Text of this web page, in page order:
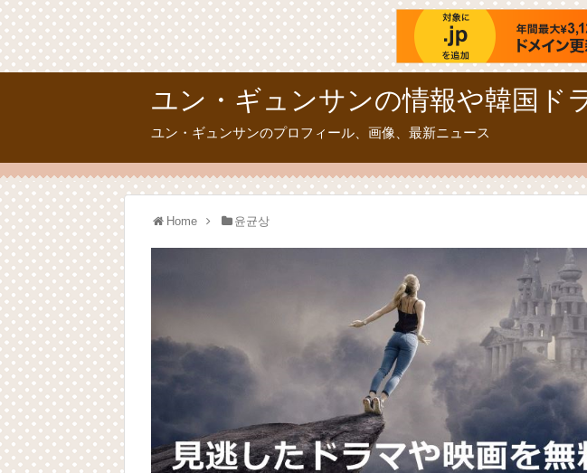
ユン・ギュンサンの情報や韓国ド
ユン・ギュンサンのプロフィール、画像、最新ニュース
Home 윤균상